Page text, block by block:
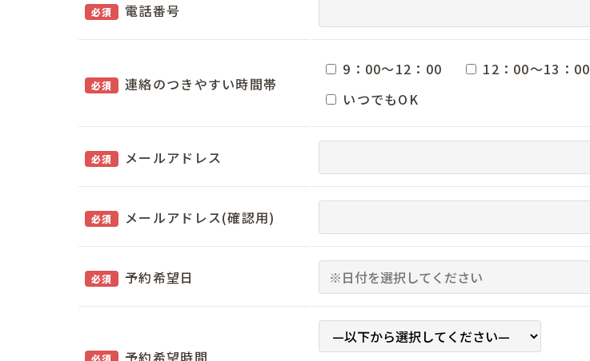
必須 電話番号
必須 連絡のつきやすい時間帯
9：00～12：00 12：00～13：00
いつでもOK
必須 メールアドレス
必須 メールアドレス(確認用)
必須 予約希望日
必須 予約希望時間